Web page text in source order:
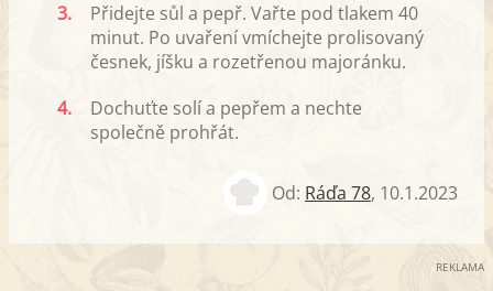
3.
Přidejte sůl a pepř. Vařte pod tlakem 40
minut. Po uvaření vmíchejte prolisovaný
česnek, jíšku a rozetřenou majoránku.
4.
Dochuťte solí a pepřem a nechte
společně prohřát.
Od: Ráďa 78, 10.1.2023
REKLAMA